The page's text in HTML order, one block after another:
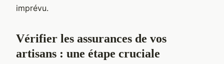
imprévu.
Vérifier les assurances de vos
artisans : une étape cruciale